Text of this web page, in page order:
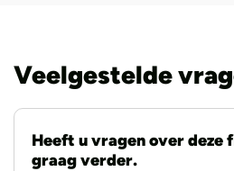
Veelgestelde
Heeft u vragen over deze
graag verder.